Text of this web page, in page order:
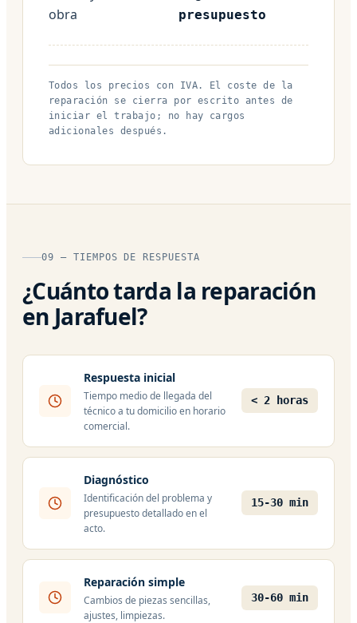
obra
presupuesto
Todos los precios con IVA. El coste de la
reparación se cierra por escrito antes de
iniciar el trabajo; no hay cargos
adicionales después.
09 — TIEMPOS DE RESPUESTA
¿Cuánto tarda la reparación
en Jarafuel?
Respuesta inicial
Tiempo medio de llegada del
técnico a tu domicilio en horario
comercial.
< 2 horas
Diagnóstico
Identificación del problema y
presupuesto detallado en el
acto.
15-30 min
Reparación simple
Cambios de piezas sencillas,
ajustes, limpiezas.
30-60 min